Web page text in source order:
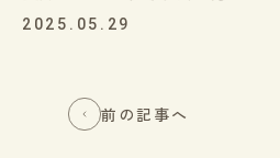
2025.05.29
前の記事へ